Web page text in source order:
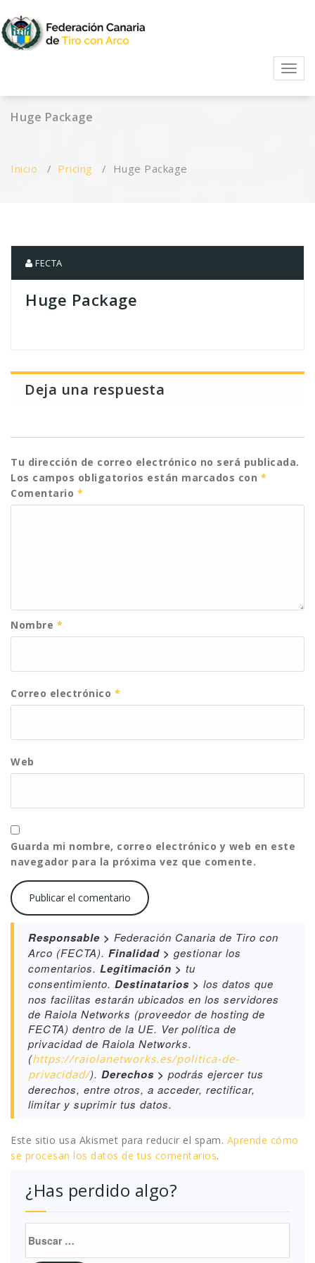
to
content
Huge Package
Inicio / Pricing / Huge Package
FECTA
Huge Package
Deja una respuesta
Tu dirección de correo electrónico no será publicada.
Los campos obligatorios están marcados con *
Comentario *
Nombre *
Correo electrónico *
Web
Guarda mi nombre, correo electrónico y web en este
navegador para la próxima vez que comente.
Responsable > Federación Canaria de Tiro con
Arco (FECTA). Finalidad > gestionar los
comentarios. Legitimación > tu
consentimiento. Destinatarios > los datos que
nos facilitas estarán ubicados en los servidores
de Raiola Networks (proveedor de hosting de
FECTA) dentro de la UE. Ver política de
privacidad de Raiola Networks.
(https://raiolanetworks.es/politica-de-
privacidad/). Derechos > podrás ejercer tus
derechos, entre otros, a acceder, rectificar,
limitar y suprimir tus datos.
Este sitio usa Akismet para reducir el spam. Aprende cómo
se procesan los datos de tus comentarios.
¿Has perdido algo?